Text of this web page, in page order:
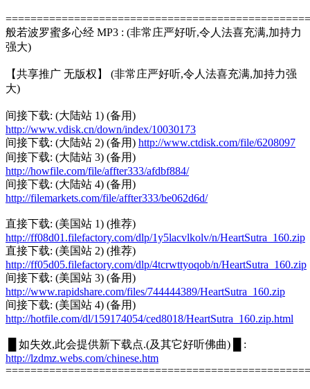
般若波罗蜜多心经 MP3 : (非常庄严好听,令人法喜充满,加持力
强大)
【共享推广 无版权】 (非常庄严好听,令人法喜充满,加持力强
大)
间接下载: (大陆站 1) (备用)
http://www.vdisk.cn/down/index/10030173
间接下载: (大陆站 2) (备用) http://www.ctdisk.com/file/6208097
间接下载: (大陆站 3) (备用)
http://howfile.com/file/affter333/afdbf884/
间接下载: (大陆站 4) (备用)
http://filemarkets.com/file/affter333/be062d6d/
直接下载: (美国站 1) (推荐)
http://ff08d01.filefactory.com/dlp/1y5lacvlkolv/n/HeartSutra_160.zip
直接下载: (美国站 2) (推荐)
http://ff05d05.filefactory.com/dlp/4tcrwttyoqob/n/HeartSutra_160.zip
间接下载: (美国站 3) (备用)
http://www.rapidshare.com/files/744444389/HeartSutra_160.zip
间接下载: (美国站 4) (备用)
http://hotfile.com/dl/159174054/ced8018/HeartSutra_160.zip.html
█ 如失效,此会提供新下载点.(及其它好听佛曲) █ :
http://lzdmz.webs.com/chinese.htm